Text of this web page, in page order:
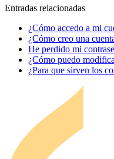
Entradas relacionadas
¿Cómo accedo a mi
¿Cómo creo una
He perdido mi
¿Cómo puedo
¿Para que sirven los